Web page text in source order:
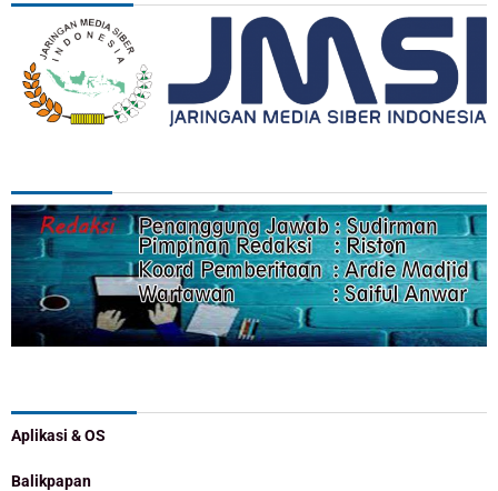
Aplikasi & OS
Balikpapan